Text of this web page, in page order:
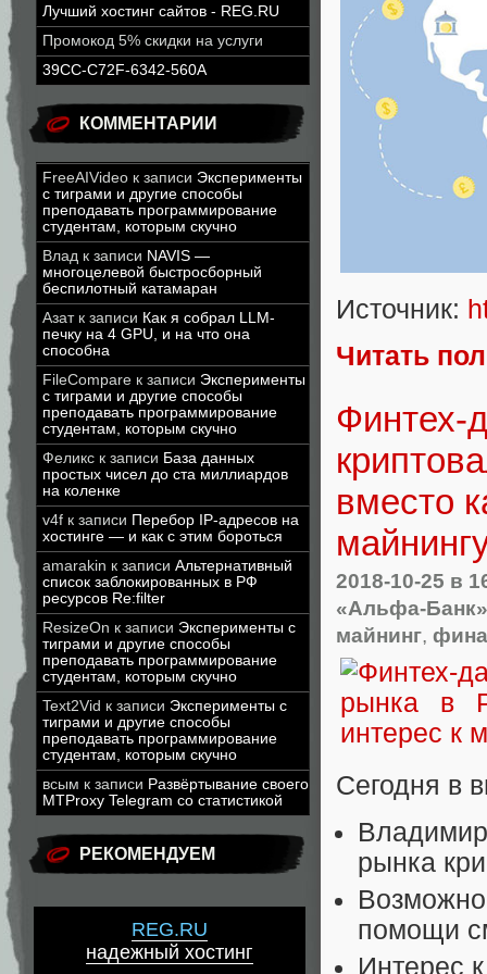
Лучший хостинг сайтов - REG.RU
Промокод 5% скидки на услуги
39CC-C72F-6342-560A
КОММЕНТАРИИ
FreeAIVideo к записи Эксперименты
с тиграми и другие способы
преподавать программирование
студентам, которым скучно
Влад к записи NAVIS —
многоцелевой быстросборный
беспилотный катамаран
Азатк записи Как я собрал LLM-
печку на 4 GPU, и на что она
способна
FileCompare к записи Эксперименты
с тиграми и другие способы
преподавать программирование
студентам, которым скучно
Феликс к записи База данных
простых чисел до ста миллиардов
на коленке
v4f к записи Перебор IP-адресов на
хостинге — и как с этим бороться
amarakin к записи Альтернативный
список заблокированных в РФ
ресурсов Re:filter
ResizeOn к записи Эксперименты с
тиграми и другие способы
преподавать программирование
студентам, которым скучно
Text2Vid к записи Эксперименты с
тиграми и другие способы
преподавать программирование
студентам, которым скучно
всым к записи Развёртывание своего
MTProxy Telegram со статистикой
РЕКОМЕНДУЕМ
REG.RU
надежный хостинг
Источник:
Читать
Финтех-
вместо
2018-10-25 в
«Альфа-Банк»
майнинг,
Сегодня в
Владимир
рынка
помощи
Интерес